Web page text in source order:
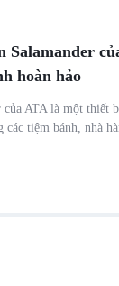
Salamander
hoàn hảo
ATA là một thiết
tiệm bánh, nhà